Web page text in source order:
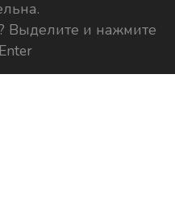
Выделите и нажмите